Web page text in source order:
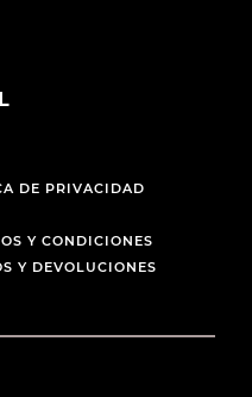
DE PRIVACIDAD
Y CONDICIONES
Y DEVOLUCIONES